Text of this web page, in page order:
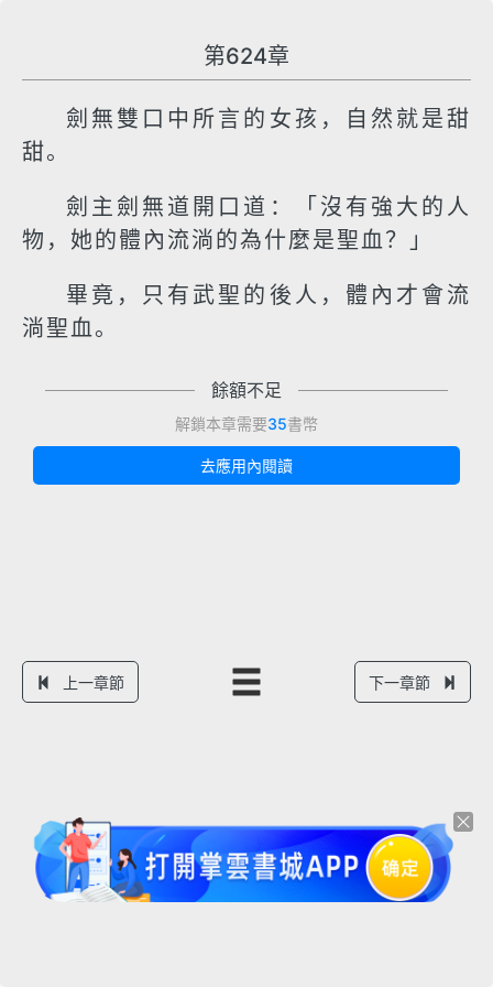
第624章
劍無雙口中所言的女孩，自然就是甜
甜。
劍主劍無道開口道：「沒有強大的人
物，她的體內流淌的為什麼是聖血？」
畢竟，只有武聖的後人，體內才會流
淌聖血。
餘額不足
解鎖本章需要35書幣
去應用內閱讀
上一章節 下一章節